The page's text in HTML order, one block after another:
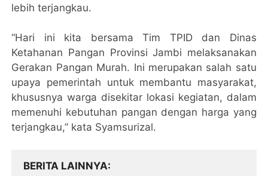
lebih terjangkau.
“Hari ini kita bersama Tim TPID dan Dinas
Ketahanan Pangan Provinsi Jambi melaksanakan
Gerakan Pangan Murah. Ini merupakan salah satu
upaya pemerintah untuk membantu masyarakat,
khususnya warga disekitar lokasi kegiatan, dalam
memenuhi kebutuhan pangan dengan harga yang
terjangkau,” kata Syamsurizal.
BERITA LAINNYA